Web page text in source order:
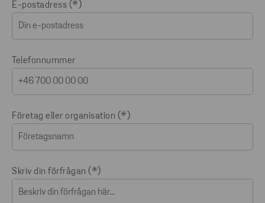
E-postadress
Telefonnummer
Företag eller organisation
Skriv din förfrågan